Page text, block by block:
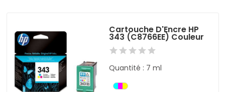
Cartouche D'Encre HP
343 (C8766EE) Couleur
Quantité : 7 ml